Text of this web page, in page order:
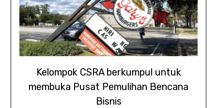
Kelompok CSRA berkumpul untuk
membuka Pusat Pemulihan Bencana
Bisnis